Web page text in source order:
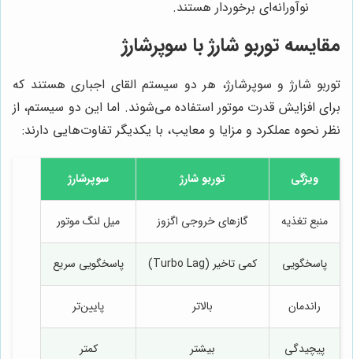
نوآورانه‌ای برخوردار هستند.
مقایسه توربو شارژ با سوپرشارژ
توربو شارژ و سوپرشارژ، هر دو سیستم القای اجباری هستند که
برای افزایش قدرت موتور استفاده می‌شوند. اما این دو سیستم، از
نظر نحوه عملکرد و مزایا و معایب، با یکدیگر تفاوت‌هایی دارند:
ویژگی توربو شارژ سوپرشارژ
منبع تغذیه گازهای خروجی اگزوز میل لنگ موتور
پاسخگویی کمی تاخیر (Turbo Lag) پاسخگویی سریع
راندمان بالاتر پایین‌تر
پیچیدگی بیشتر کمتر